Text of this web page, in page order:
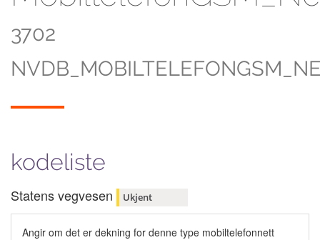
3702
kodeliste
Statens vegvesen Ukjent
Angir om det er dekning for denne type mobiltelefonnett